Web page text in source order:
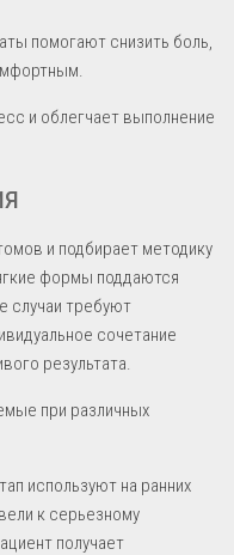
помогают снизить боль,
и облегчает выполнение
и подбирает методику
формы поддаются
случаи требуют
сочетание
результата.
при различных
используют на ранних
к серьезному
получает